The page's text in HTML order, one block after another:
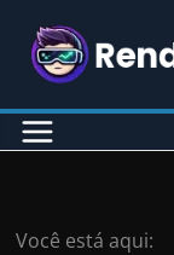
para
conteúdo
Você está aqui: